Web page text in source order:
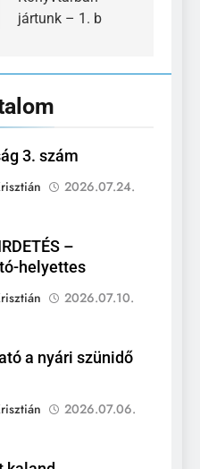
jártunk – 1. b
3. szám
2026.07.24.
–
helyettes
2026.07.10.
a nyári szünidő
2026.07.06.